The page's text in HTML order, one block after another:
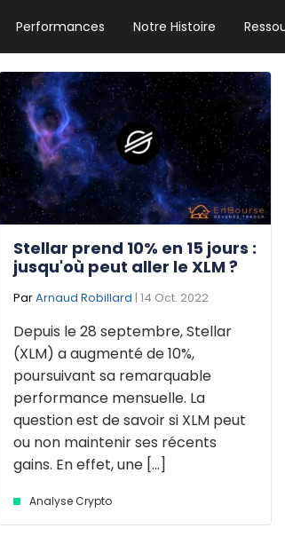
Performances Notre Histoire
NEWSLETTER HEBDO
Les news crypto dont vous avez besoin
GUIDE CRYPTO STRADOJI
Le guide ultime pour débuter dans les
cryptomonnaies
Stellar prend 10% en 15 jours :
jusqu'où peut aller le XLM ?
ParArnaud Robillard | 14 Oct. 2022
Depuis le 28 septembre, Stellar
(XLM) a augmenté de 10%,
poursuivant sa remarquable
performance mensuelle. La
question est de savoir si XLM peut
ou non maintenir ses récents
gains. En effet, une [...]
Analyse Crypto